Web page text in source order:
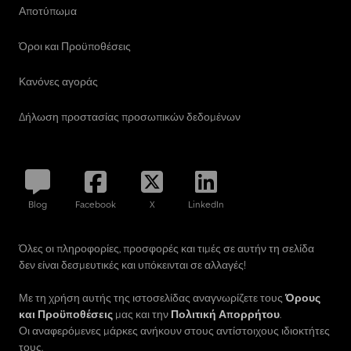
Αποτύπωμα
Όροι και Προϋποθέσεις
Κανόνες αγοράς
Δήλωση προστασίας προσωπικών δεδομένων
Blog Facebook X LinkedIn
Όλες οι πληροφορίες, προσφορές και τιμές σε αυτήν τη σελίδα
δεν είναι δεσμευτικές και υπόκεινται σε αλλαγές!
Με τη χρήση αυτής της ιστοσελίδας αναγνωρίζετε τουςΌρους
και Προϋποθέσεις μας και την Πολιτική Απορρήτου.
Οι αναφερόμενες μάρκες ανήκουν στους αντίστοιχους ιδιοκτήτες
τους.